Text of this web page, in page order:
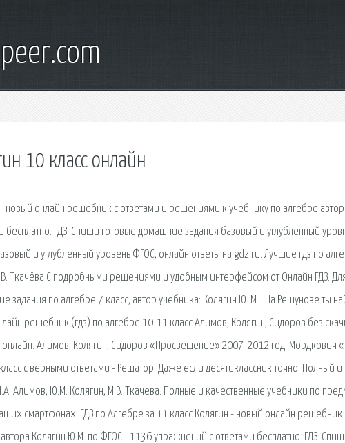
10 класс онлайн
- новый онлайн решебник с ответами и решениями к учебнику по алгебре
ГДЗ: Спиши готовые домашние задания базовый и углублённый
и углубленный уровень ФГОС, онлайн ответы на gdz.ru. Лучшие гдз по
Ткачёва С подробными решениями и удобным интерфейсом от Онлайн ГДЗ.
задания по алгебре 7 класс, автор учебника: Колягин Ю. М. . На Решунове ты
решебник (гдз) по алгебре 10-11 класс Алимов, Колягин, Сидоров без
Алимов, Колягин, Сидоров «Просвещение» 2007-2012 год. Мордкович
с верными ответами - Решатор! Даже если десятиклассник точно. Полный и
Алимов, Ю.М. Колягин, М.В. Ткачева. Полные и качественные учебники по
смартфонах. ГДЗ по Алгебре за 11 класс Колягин - новый онлайн решебник
Колягин Ю.М. по ФГОС - 1136 упражнений с ответами бесплатно. ГДЗ: